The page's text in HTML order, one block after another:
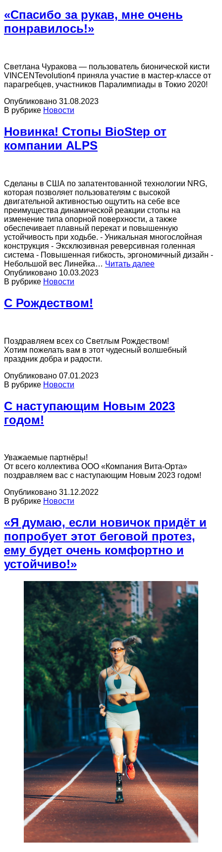
«Спасибо за рукав, мне очень
понравилось!»
Светлана Чуракова — пользователь бионической кисти
VINCENTevolution4 приняла участие в мастер-классе от
парагребцев, участников Паралимпиады в Токио 2020!
Опубликовано 31.08.2023
В рубрике Новости
Новинка! Стопы BioStep от
компании ALPS
Сделаны в США по запатентованной технологии NRG,
которая позволяет пользователям с высокой
двигательной активностью ощутить на себе все
преимущества динамической реакции стопы на
изменение типа опорной поверхности, а также
обеспечивает плавный перекат и повышенную
устойчивость при ходьбе. - Уникальная многослойная
конструкция - Эксклюзивная реверсивная голенная
система - Повышенная гибкость, эргономичный дизайн -
Небольшой вес Линейка… Читать далееНовинка!
Опубликовано 10.03.2023
В рубрике Новости
С Рождеством!
Поздравляем всех со Светлым Рождеством!
Хотим пожелать вам в этот чудесный волшебный
праздник добра и радости.
Опубликовано 07.01.2023
В рубрике Новости
С наступающим Новым 2023
годом!
Уважаемые партнёры!
От всего коллектива ООО «Компания Вита-Орта»
поздравляем вас с наступающим Новым 2023 годом!
Опубликовано 31.12.2022
В рубрике Новости
«Я думаю, если новичок придёт и
попробует этот беговой протез,
ему будет очень комфортно и
устойчиво!»